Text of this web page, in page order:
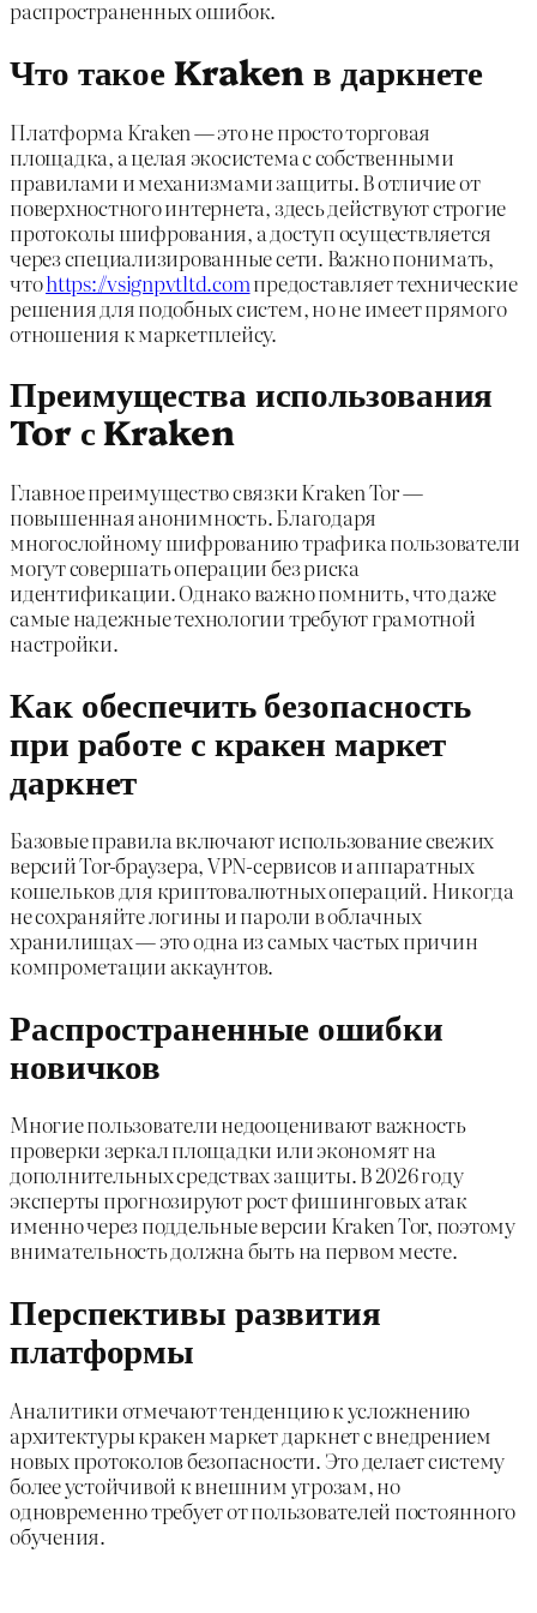
распространенных ошибок.
Что такое Kraken в даркнете
Платформа Kraken — это не просто торговая
площадка, а целая экосистема с собственными
правилами и механизмами защиты. В отличие от
поверхностного интернета, здесь действуют строгие
протоколы шифрования, а доступ осуществляется
через специализированные сети. Важно понимать,
чтоhttps://vsignpvtltd.comпредоставляет технические
решения для подобных систем, но не имеет прямого
отношения к маркетплейсу.
Преимущества использования
Tor с Kraken
Главное преимущество связки Kraken Tor —
повышенная анонимность. Благодаря
многослойному шифрованию трафика пользователи
могут совершать операции без риска
идентификации. Однако важно помнить, что даже
самые надежные технологии требуют грамотной
настройки.
Как обеспечить безопасность
при работе с кракен маркет
даркнет
Базовые правила включают использование свежих
версий Tor-браузера, VPN-сервисов и аппаратных
кошельков для криптовалютных операций. Никогда
не сохраняйте логины и пароли в облачных
хранилищах — это одна из самых частых причин
компрометации аккаунтов.
Распространенные ошибки
новичков
Многие пользователи недооценивают важность
проверки зеркал площадки или экономят на
дополнительных средствах защиты. В 2026 году
эксперты прогнозируют рост фишинговых атак
именно через поддельные версии Kraken Tor, поэтому
внимательность должна быть на первом месте.
Перспективы развития
платформы
Аналитики отмечают тенденцию к усложнению
архитектуры кракен маркет даркнет с внедрением
новых протоколов безопасности. Это делает систему
более устойчивой к внешним угрозам, но
одновременно требует от пользователей постоянного
обучения.